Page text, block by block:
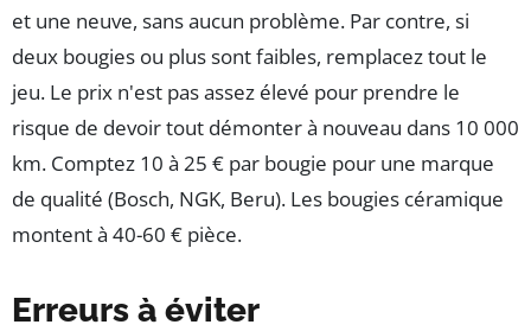
et une neuve, sans aucun problème. Par contre, si
deux bougies ou plus sont faibles, remplacez tout le
jeu. Le prix n'est pas assez élevé pour prendre le
risque de devoir tout démonter à nouveau dans 10 000
km. Comptez 10 à 25 € par bougie pour une marque
de qualité (Bosch, NGK, Beru). Les bougies céramique
montent à 40-60 € pièce.
Erreurs à éviter